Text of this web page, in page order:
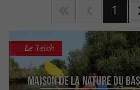
1
Maison de la Nature du
Le Teich